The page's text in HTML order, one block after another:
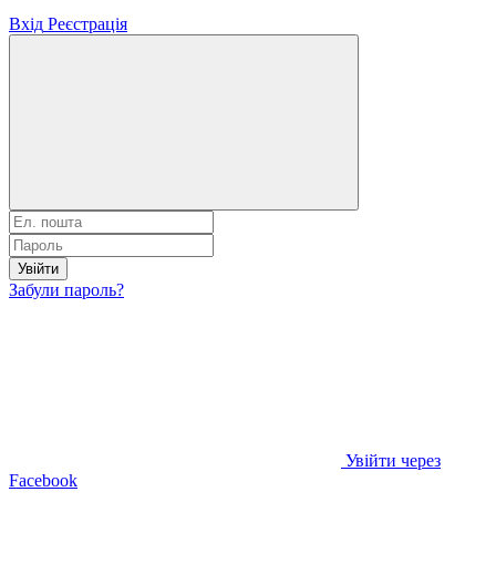
Вхід Реєстрація
Увійти
Забули пароль?
Увійти через
Facebook